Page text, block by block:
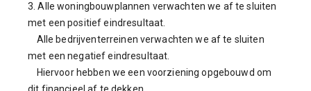
3. Alle woningbouwplannen verwachten we af te sluiten
met een positief eindresultaat.
Alle bedrijventerreinen verwachten we af te sluiten
met een negatief eindresultaat.
Hiervoor hebben we een voorziening opgebouwd om